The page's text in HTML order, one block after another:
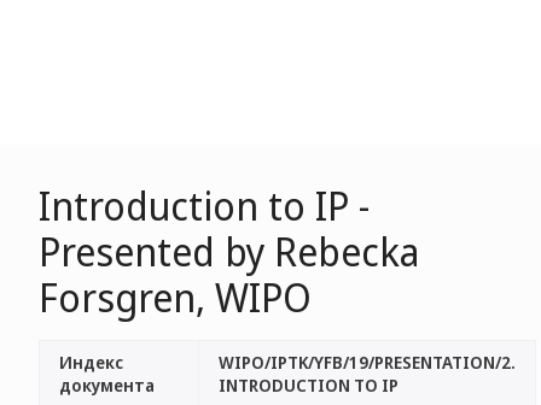
Introduction to IP -
Presented by Rebecka
Forsgren, WIPO
Индекс
документа
WIPO/IPTK/YFB/19/PRESENTATION/2.
INTRODUCTION TO IP